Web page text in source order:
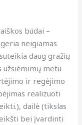
būdai –
neigiamas
daug gražių
metu
ir regėjimo
realizuoti
dailė (tikslas
bei įvardinti